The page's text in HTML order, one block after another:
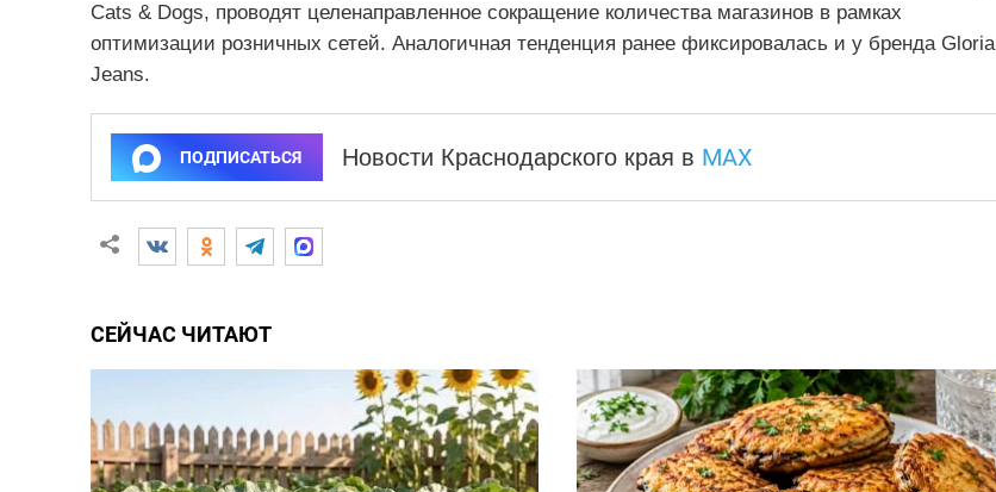
Cats & Dogs, проводят целенаправленное сокращение количества магазинов в рамках
оптимизации розничных сетей. Аналогичная тенденция ранее фиксировалась и у бренда Gloria
Jeans.
ПОДПИСАТЬСЯ Новости Краснодарского края в MAX
СЕЙЧАС ЧИТАЮТ